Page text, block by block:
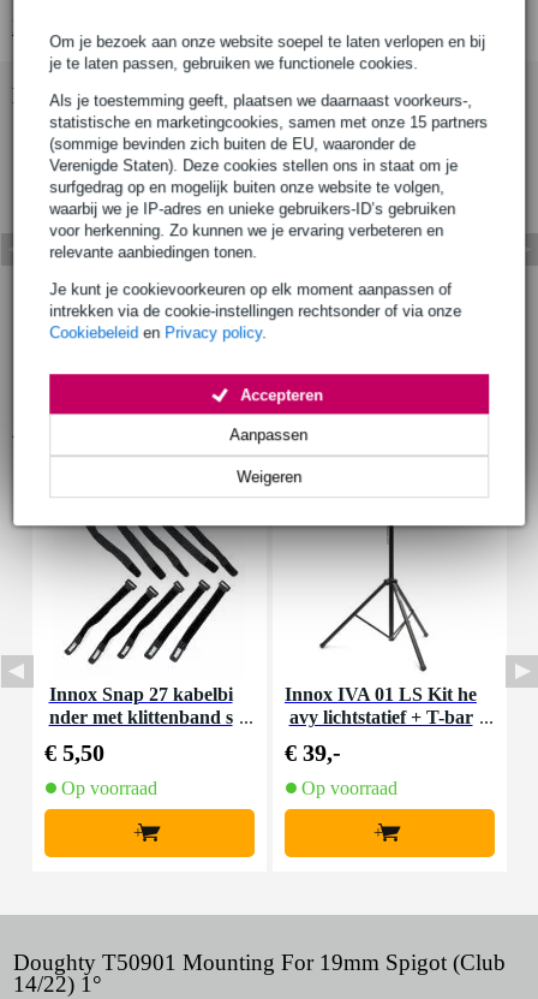
Om je bezoek aan onze website soepel te laten verlopen en bij
je te laten passen, gebruiken we functionele cookies.
Als je toestemming geeft, plaatsen we daarnaast voorkeurs-,
statistische en marketingcookies, samen met onze 15 partners
(sommige bevinden zich buiten de EU, waaronder de
Verenigde Staten). Deze cookies stellen ons in staat om je
surfgedrag op en mogelijk buiten onze website te volgen,
waarbij we je IP-adres en unieke gebruikers-ID’s gebruiken
voor herkenning. Zo kunnen we je ervaring verbeteren en
relevante aanbiedingen tonen.
Je kunt je cookievoorkeuren op elk moment aanpassen of
intrekken via de cookie-instellingen rechtsonder of via onze
Cookiebeleid en Privacy policy.
Weigeren
Aanpassen
Accepteren
Bekijk ook eens (1)
Innox Snap 27 kabelbi
nder met klittenband s
€ 5,50
Op voorraad
+
Innox IVA 01 LS Kit he
avy lichtstatief + T-bar
€ 39,-
Op voorraad
+
Doughty T50901 Mounting For 19mm Spigot (Club
14/22) 1°